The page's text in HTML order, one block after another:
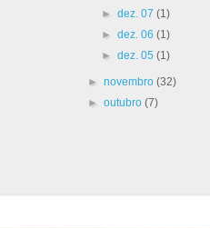
► dez. 07 (1)
► dez. 06 (1)
► dez. 05 (1)
►novembro(32)
►outubro(7)